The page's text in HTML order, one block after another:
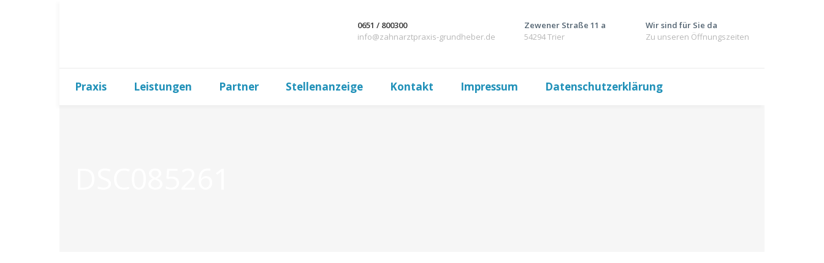
0651 / 800300
info@zahnarztpraxis-grundheber.de
Zewener Straße 11 a
54294 Trier
Wir sind für Sie da
Zu unseren Öffnungszeiten
Praxis Leistungen Partner Stellenanzeige Kontakt Impressum Datenschutzerklärung